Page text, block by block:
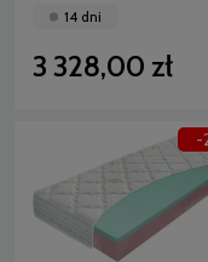
14 dni
3 328,00 zł
-